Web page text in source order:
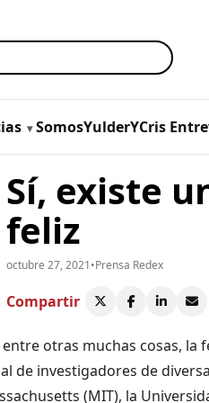
SomosYulderYCris
Sí, existe
feliz
octubre 27, 2021•Prensa Redex
Compartir
otras muchas cosas, la
de investigadores de
(MIT), la